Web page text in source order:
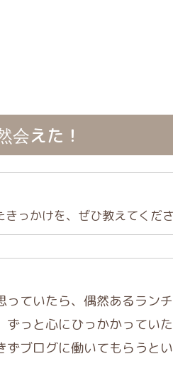
会えた！
っかけを、ぜひ教えてくださ
ていたら、偶然あるラン
っと心にひっかかっていた
ブログに働いてもらうと